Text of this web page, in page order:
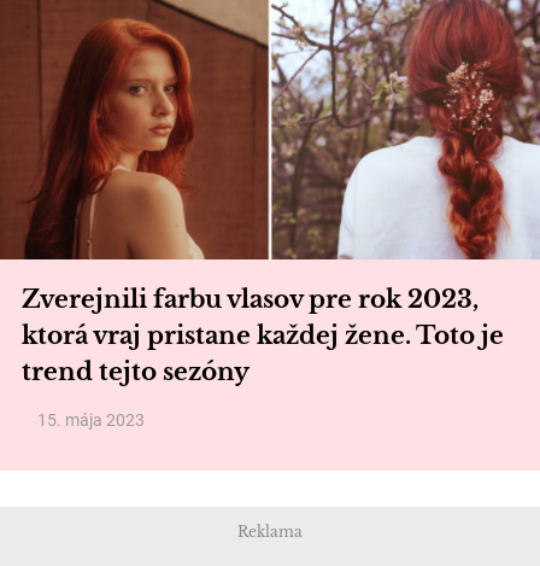
Zverejnili farbu vlasov pre rok 2023,
ktorá vraj pristane každej žene. Toto je
trend tejto sezóny
15. mája 2023
Reklama